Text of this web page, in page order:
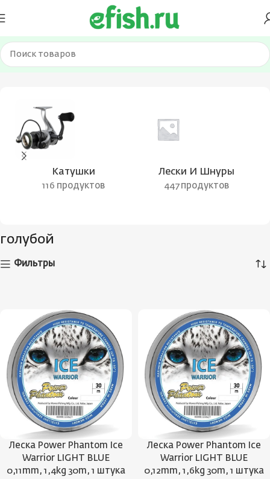
Главная Товар Цвет шнура (лески) голубой
Катушки
116 продуктов
Лески И Шнуры
447 продуктов
голубой
Фильтры
Леска Power Phantom Ice
Warrior LIGHT BLUE
0,11mm, 1,4kg 30m, 1 штука
Леска Power Phantom Ice
Warrior LIGHT BLUE
0,12mm, 1,6kg 30m, 1 штука